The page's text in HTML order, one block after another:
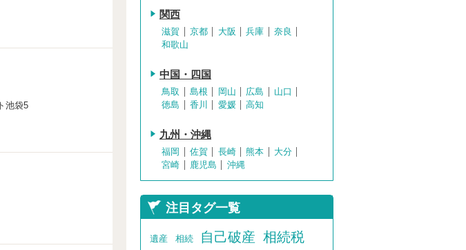
池袋5
関西
滋賀 京都 大阪 兵庫
奈良
和歌山
中国・四国
鳥取 島根 岡山 広島
山口
徳島
香川 愛媛 高知
九州・沖縄
福岡 佐賀 長崎 熊本
大分
宮崎
鹿児島 沖縄
注目タグ一覧
遺産 相続 自己破産 相続税